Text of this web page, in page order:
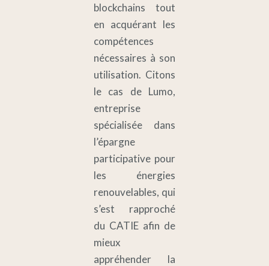
blockchains tout
en acquérant les
compétences
nécessaires à son
utilisation. Citons
le cas de Lumo,
entreprise
spécialisée dans
l’épargne
participative pour
les énergies
renouvelables, qui
s’est rapproché
du CATIE afin de
mieux
appréhender la